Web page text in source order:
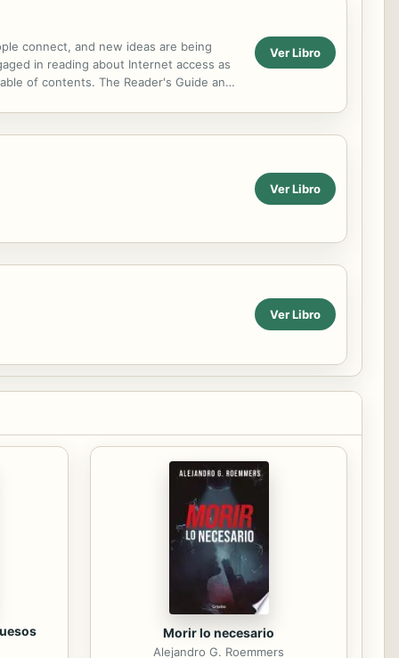
connect, and new ideas are being
in reading about Internet access as
of contents. The Reader's Guide and
Ver Libro
Ver Libro
Ver Libro
Morir lo necesario
Alejandro G. Roemmers